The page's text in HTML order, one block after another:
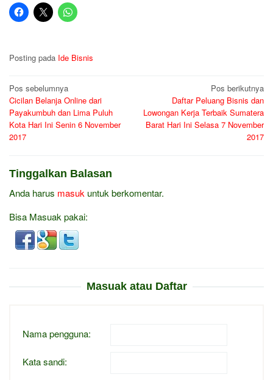
Posting pada Ide Bisnis
Navigasi
pos
Pos sebelumnya
Cicilan Belanja Online dari
Payakumbuh dan Lima Puluh
Kota Hari Ini Senin 6 November
2017
Pos berikutnya
Daftar Peluang Bisnis dan
Lowongan Kerja Terbaik Sumatera
Barat Hari Ini Selasa 7 November
2017
Tinggalkan Balasan
Anda harus masuk untuk berkomentar.
Bisa Masuak pakai:
Masuak atau Daftar
Nama pengguna:
Kata sandi: